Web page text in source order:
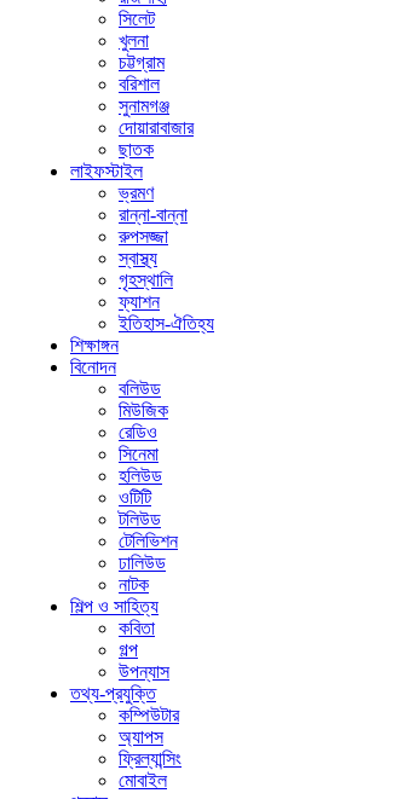
সিলেট
খুলনা
চট্টগ্রাম
বরিশাল
সুনামগঞ্জ
দোয়ারাবাজার
ছাতক
লাইফস্টাইল
ভ্রমণ
রান্না-বান্না
রুপসজ্জা
স্বাস্থ্য
গৃহস্থালি
ফ্যাশন
ইতিহাস-ঐতিহ্য
শিক্ষাঙ্গন
বিনোদন
বলিউড
মিউজিক
রেডিও
সিনেমা
হলিউড
ওটিটি
টলিউড
টেলিভিশন
ঢালিউড
নাটক
শিল্প ও সাহিত্য
কবিতা
গল্প
উপন্যাস
তথ্য-প্রযুক্তি
কম্পিউটার
অ্যাপস
ফ্রিল্যান্সিং
মোবাইল